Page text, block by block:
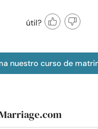
útil?
nuestro curso de